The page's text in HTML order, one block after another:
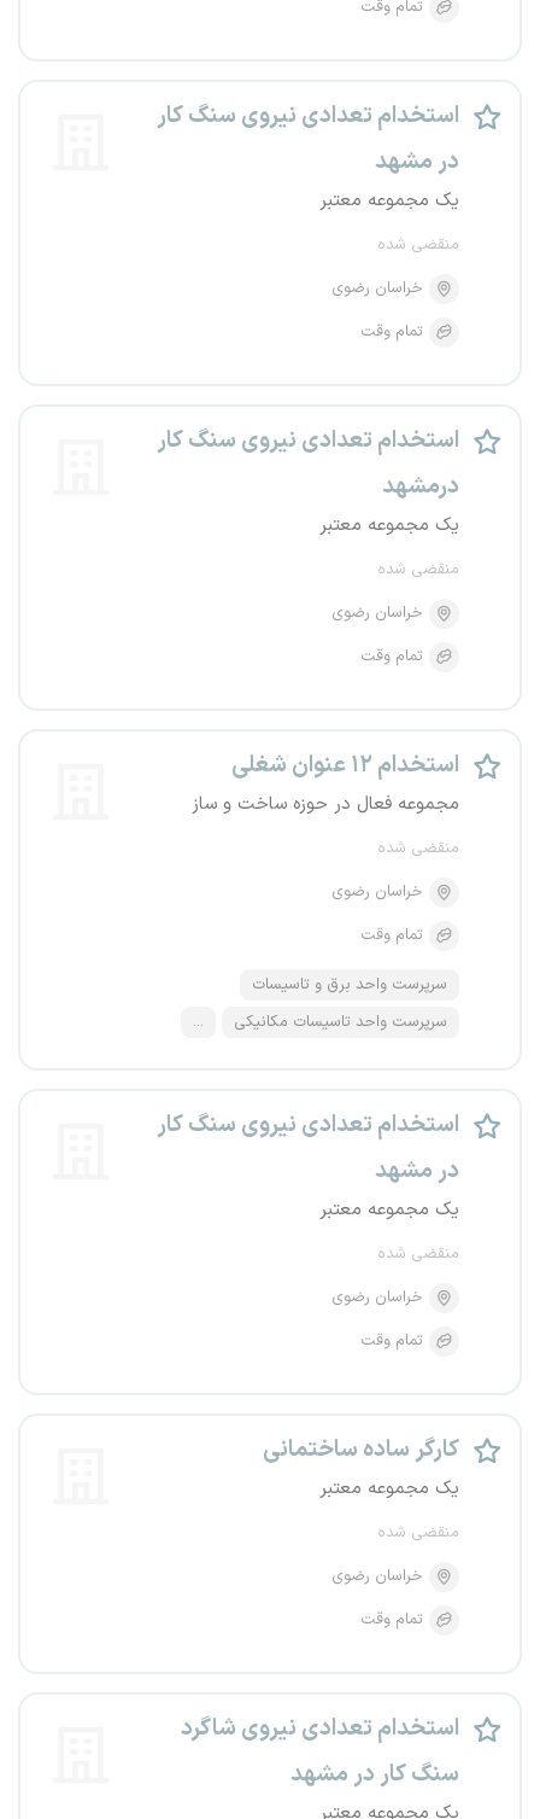
تمام وقت
استخدام تعدادی نیروی سنگ کار
در مشهد
یک مجموعه معتبر
منقضی شده
خراسان رضوی
تمام وقت
استخدام تعدادی نیروی سنگ کار
درمشهد
یک مجموعه معتبر
منقضی شده
خراسان رضوی
تمام وقت
استخدام ۱۲ عنوان شغلی
مجموعه فعال در حوزه ساخت و ساز
منقضی شده
خراسان رضوی
تمام وقت
سرپرست واحد برق و تاسیسات
سرپرست واحد تاسیسات مکانیکی
...
استخدام تعدادی نیروی سنگ کار
در مشهد
یک مجموعه معتبر
منقضی شده
خراسان رضوی
تمام وقت
کارگر ساده ساختمانی
یک مجموعه معتبر
منقضی شده
خراسان رضوی
تمام وقت
استخدام تعدادی نیروی شاگرد
سنگ کار در مشهد